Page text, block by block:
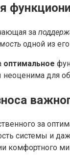
за
одной из
оптимальное
для
за
системы и
комфортного